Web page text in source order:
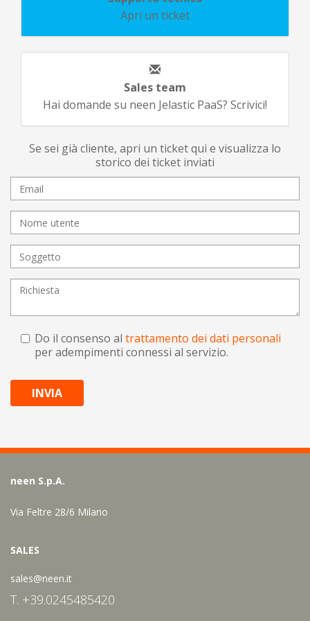
Apri un ticket
Sales team
Hai domande su neen Jelastic PaaS? Scrivici!
Se sei già cliente, apri un ticket qui e visualizza lo
storico dei ticket inviati
Do il consenso al trattamento dei dati personali
per adempimenti connessi al servizio.
INVIA
neen S.p.A.
Via Feltre 28/6 Milano
SALES
sales@neen.it
T. +39.0245485420